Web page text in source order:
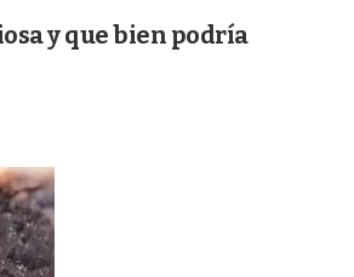
y que bien podría